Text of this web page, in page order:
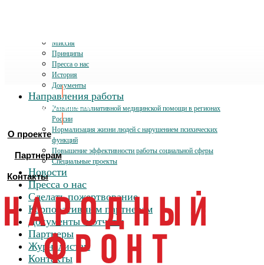
Хочу помочь
О проекте
Партнерам
Контакты
Миссия
Принципы
Пресса о нас
История
Документы
Направления работы
Развитие паллиативной медицинской помощи в регионах
России
Нормализация жизни людей с нарушением психических
функций
Повышение эффективности работы социальной сферы
Специальные проекты
Новости
Пресса о нас
Сделать пожертвование
Корпоративным партнерам
Документы и отчеты
Партнеры
Журналистам
Контакты